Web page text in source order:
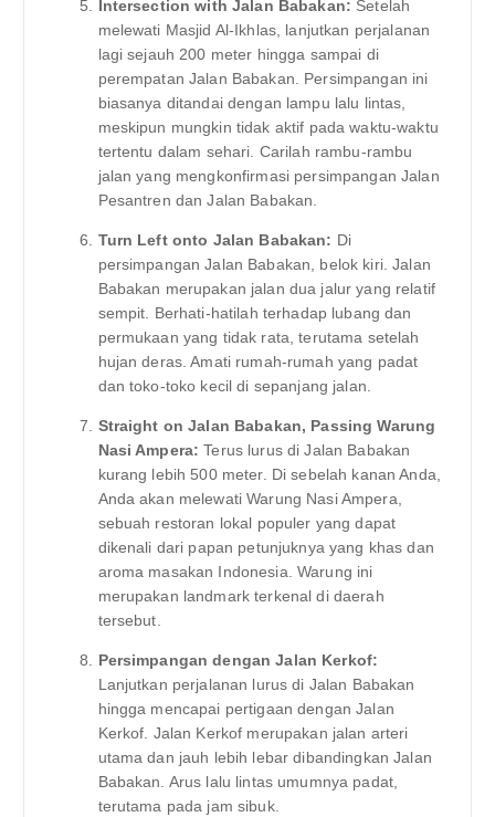
Intersection with Jalan Babakan: Setelah
melewati Masjid Al-Ikhlas, lanjutkan perjalanan
lagi sejauh 200 meter hingga sampai di
perempatan Jalan Babakan. Persimpangan ini
biasanya ditandai dengan lampu lalu lintas,
meskipun mungkin tidak aktif pada waktu-waktu
tertentu dalam sehari. Carilah rambu-rambu
jalan yang mengkonfirmasi persimpangan Jalan
Pesantren dan Jalan Babakan.
Turn Left onto Jalan Babakan: Di
persimpangan Jalan Babakan, belok kiri. Jalan
Babakan merupakan jalan dua jalur yang relatif
sempit. Berhati-hatilah terhadap lubang dan
permukaan yang tidak rata, terutama setelah
hujan deras. Amati rumah-rumah yang padat
dan toko-toko kecil di sepanjang jalan.
Straight on Jalan Babakan, Passing Warung
Nasi Ampera: Terus lurus di Jalan Babakan
kurang lebih 500 meter. Di sebelah kanan Anda,
Anda akan melewati Warung Nasi Ampera,
sebuah restoran lokal populer yang dapat
dikenali dari papan petunjuknya yang khas dan
aroma masakan Indonesia. Warung ini
merupakan landmark terkenal di daerah
tersebut.
Persimpangan dengan Jalan Kerkof:
Lanjutkan perjalanan lurus di Jalan Babakan
hingga mencapai pertigaan dengan Jalan
Kerkof. Jalan Kerkof merupakan jalan arteri
utama dan jauh lebih lebar dibandingkan Jalan
Babakan. Arus lalu lintas umumnya padat,
terutama pada jam sibuk.